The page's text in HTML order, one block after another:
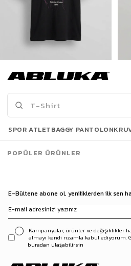
Erkek New York Baskılı Oversize T-Shirt Siyah
Son Bakılanlar
E-Bültene abone ol, yeniliklerden ilk sen
Kampanyalar, ürünler ve değişiklikler
almayı kendi rızamla kabul ediyorum.
buradan ulaşabilirsin
SPOR ATLETBAGGY PANTOLON
POPÜLER ÜRÜNLER